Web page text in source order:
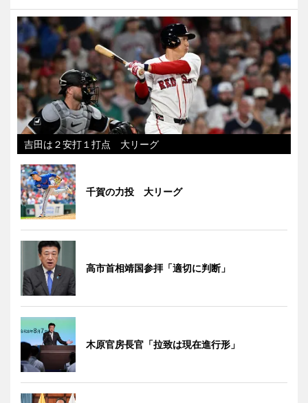
吉田は２安打１打点 大リーグ
千賀の力投 大リーグ
高市首相靖国参拝「適切に判断」
木原官房長官「拉致は現在進行形」